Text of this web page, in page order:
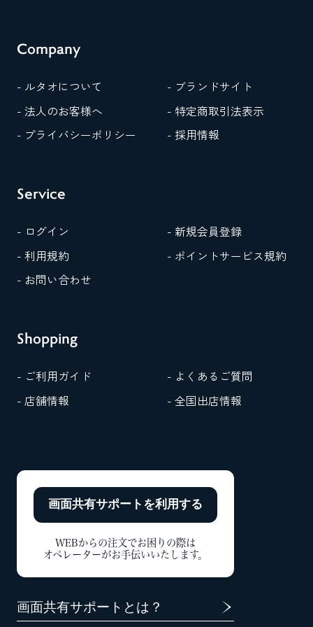
Company
- ルタオについて
- ブランドサイト
- 法人のお客様へ
- 特定商取引法表示
- プライバシーポリシー
- 採用情報
Service
- ログイン
- 新規会員登録
- 利用規約
- ポイントサービス規約
- お問い合わせ
Shopping
- ご利用ガイド
- よくあるご質問
- 店舗情報
- 全国出店情報
画面共有サポートを利用する
WEBからの注文でお困りの際は
オペレーターがお手伝いいたします。
画面共有サポートとは？